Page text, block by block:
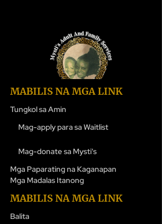
MABILIS NA MGA LINK
Tungkol sa Amin
Mag-apply para sa Waitlist
Mag-donate sa Mysti's
Mga Paparating na Kaganapan
Mga Madalas Itanong
MABILIS NA MGA LINK
Balita